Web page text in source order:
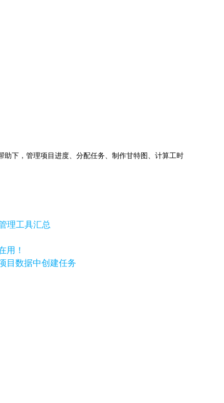
下，管理项目进度、分配任务、制作甘特图、计算工时
理工具汇总
用！
目数据中创建任务